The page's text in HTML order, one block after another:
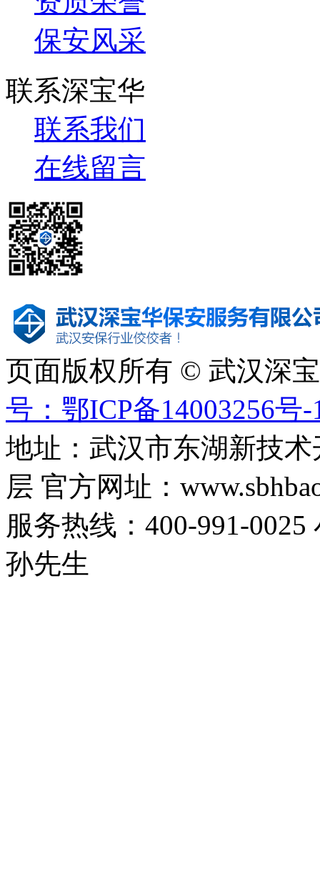
保安风采
联系深宝华
联系我们
在线留言
页面版权所有 © 武汉深
号：鄂ICP备14003256号-
地址：武汉市东湖新技
层 官方网址：
服务热线：400-991-
孙先生